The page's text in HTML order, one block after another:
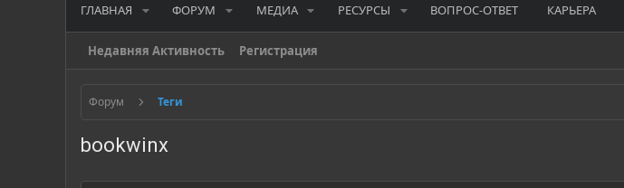
ГЛАВНАЯ ФОРУМ МЕДИА РЕСУРСЫ ВОПРОС-ОТВЕТ КАРЬЕРА
Недавняя Активность Регистрация
Форум Теги
bookwinx